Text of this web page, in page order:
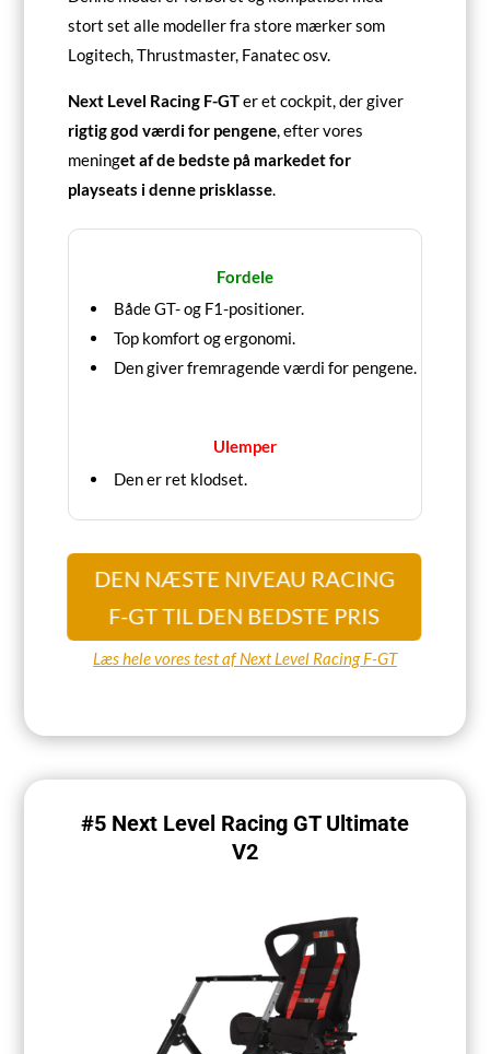
stort set alle modeller fra store mærker som
Logitech, Thrustmaster, Fanatec osv.
Next Level Racing F-GTer et cockpit, der giver
rigtig god værdi for pengene, efter vores
meninget af de bedste på markedet for
playseats i denne prisklasse.
Fordele
Både GT- og F1-positioner.
Top komfort og ergonomi.
Den giver fremragende værdi for pengene.
Ulemper
Den er ret klodset.
DEN NÆSTE NIVEAU RACING
F-GT TIL DEN BEDSTE PRIS
Læs hele vores test af Next Level Racing F-GT
#5 Next Level Racing GT Ultimate
V2